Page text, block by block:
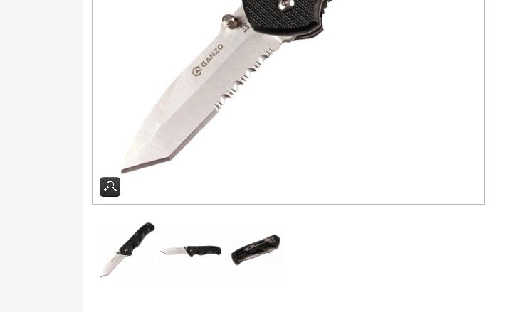
Ostřiče nožů V-Sharp